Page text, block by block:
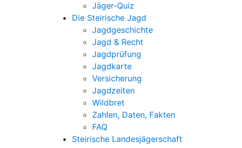
Jäger-Quiz
Die Steirische Jagd
Jagdgeschichte
Jagd & Recht
Jagdprüfung
Jagdkarte
Versicherung
Jagdzeiten
Wildbret
Zahlen, Daten, Fakten
FAQ
Steirische Landesjägerschaft